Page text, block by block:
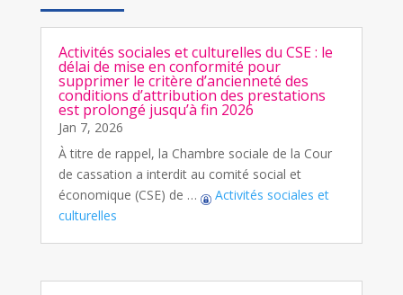
Activités sociales et culturelles du CSE : le
délai de mise en conformité pour
supprimer le critère d’ancienneté des
conditions d’attribution des prestations
est prolongé jusqu’à fin 2026
Jan 7, 2026
À titre de rappel, la Chambre sociale de la Cour
de cassation a interdit au comité social et
économique (CSE) de …
Activités sociales et
culturelles